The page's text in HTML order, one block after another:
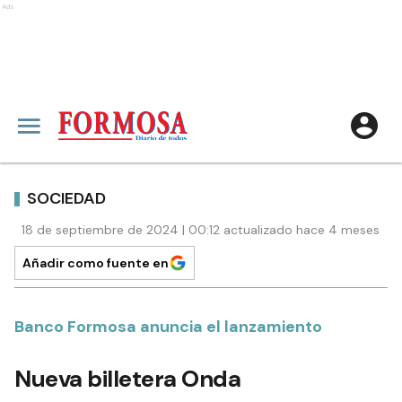
Ads
SOCIEDAD
18 de septiembre de 2024 | 00:12 actualizado hace 4 meses
Añadir como fuente en
Banco Formosa anuncia el lanzamiento
Nueva billetera Onda